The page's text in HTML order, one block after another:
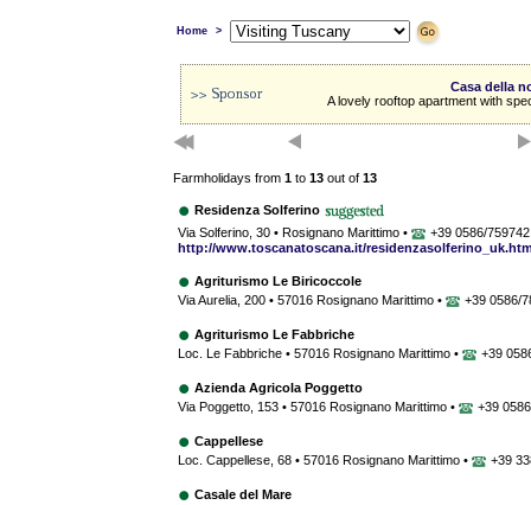
Home >
Casa della
A lovely rooftop apartment with
Farmholidays from 1to 13out of 13
Residenza Solferino
Via Solferino, 30 • Rosignano Marittimo •
+39 0586/759742
http://www.toscanatoscana.it/
Agriturismo Le Biricoccole
Via Aurelia, 200 • 57016 Rosignano Marittimo •
+39 0586/
Agriturismo Le Fabbriche
Loc. Le Fabbriche • 57016 Rosignano Marittimo •
+39
Azienda Agricola Poggetto
Via Poggetto, 153 • 57016 Rosignano Marittimo •
+39
Cappellese
Loc. Cappellese, 68 • 57016 Rosignano Marittimo •
+39
Casale del Mare